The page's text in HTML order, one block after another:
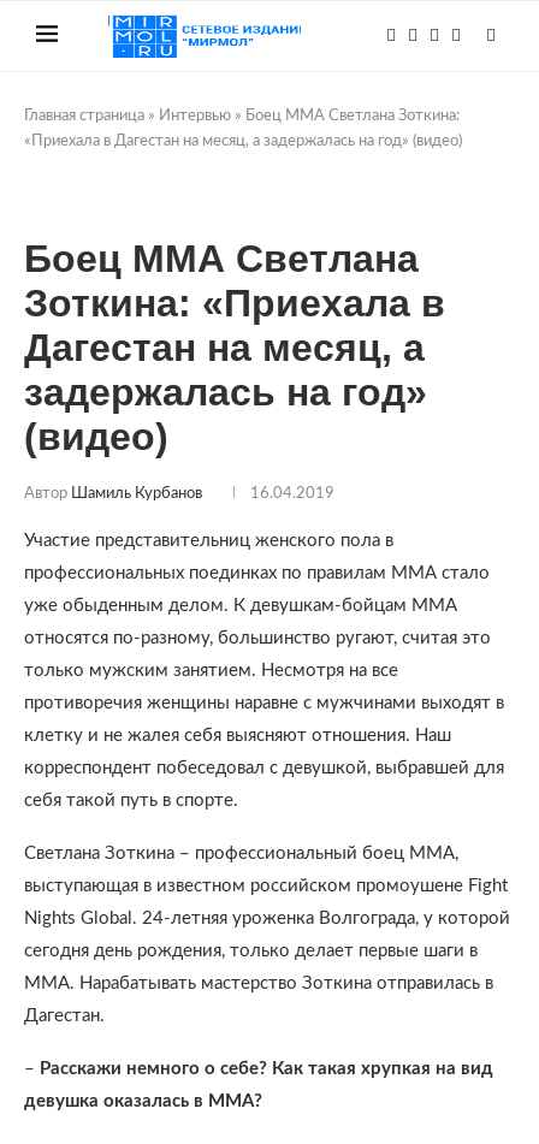
Главная страница » Интервью » Боец ММА Светлана Зоткина:
«Приехала в Дагестан на месяц, а задержалась на год» (видео)
Боец ММА Светлана
Зоткина: «Приехала в
Дагестан на месяц, а
задержалась на год»
(видео)
Автор Шамиль Курбанов 16.04.2019
Участие представительниц женского пола в
профессиональных поединках по правилам ММА стало
уже обыденным делом. К девушкам-бойцам ММА
относятся по-разному, большинство ругают, считая это
только мужским занятием. Несмотря на все
противоречия женщины наравне с мужчинами выходят в
клетку и не жалея себя выясняют отношения. Наш
корреспондент побеседовал с девушкой, выбравшей для
себя такой путь в спорте.
Светлана Зоткина – профессиональный боец ММА,
выступающая в известном российском промоушене Fight
Nights Global. 24-летняя уроженка Волгограда, у которой
сегодня день рождения, только делает первые шаги в
ММА. Нарабатывать мастерство Зоткина отправилась в
Дагестан.
– Расскажи немного о себе? Как такая хрупкая на вид
девушка оказалась в ММА?